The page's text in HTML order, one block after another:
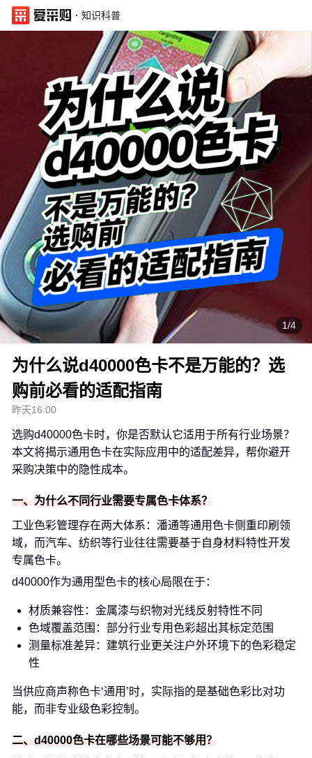
· 知识科普
1/4
为什么说d40000色卡不是万能的？选
购前必看的适配指南
昨天16:00
选购d40000色卡时，你是否默认它适用于所有行业场景？
本文将揭示通用色卡在实际应用中的适配差异，帮你避开
采购决策中的隐性成本。
一、为什么不同行业需要专属色卡体系？
工业色彩管理存在两大体系：潘通等通用色卡侧重印刷领
域，而汽车、纺织等行业往往需要基于自身材料特性开发
专属色卡。
d40000作为通用型色卡的核心局限在于：
材质兼容性：金属漆与织物对光线反射特性不同
色域覆盖范围：部分行业专用色彩超出其标定范围
测量标准差异：建筑行业更关注户外环境下的色彩稳定
性
当供应商声称色卡‘通用’时，实际指的是基础色彩比对功
能，而非专业级色彩控制。
二、d40000色卡在哪些场景可能不够用？